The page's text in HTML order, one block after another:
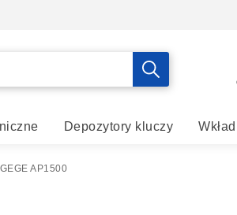
Depozytory kluczy
AP1500